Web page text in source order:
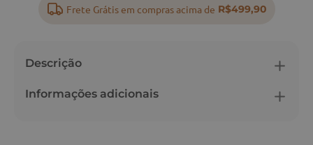
Frete Grátis em compras acima de R$499,90
Descrição
Informações adicionais